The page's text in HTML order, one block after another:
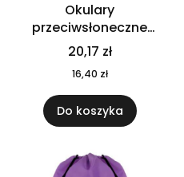
Okulary
przeciwsłoneczne
CALIFORNIA TOUCH
MO9617-10
20,17 zł
16,40 zł
Do koszyka